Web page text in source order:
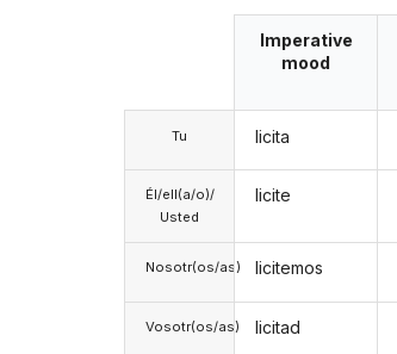
Tu
Él/ell(a/o)/
Usted
Nosotr(os/as)
Vosotr(os/as)
Imperative
mood
licita
licite
licitemos
licitad